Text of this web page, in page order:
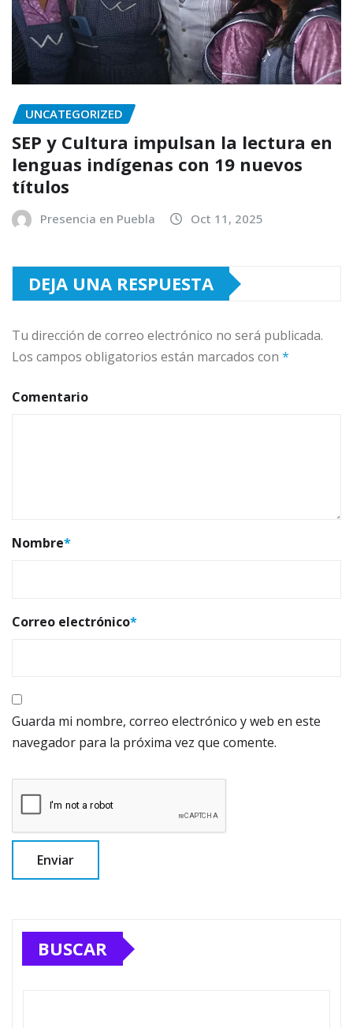
UNCATEGORIZED
SEP y Cultura impulsan la lectura en
lenguas indígenas con 19 nuevos
títulos
Presencia en Puebla Oct 11, 2025
DEJA UNA RESPUESTA
Tu dirección de correo electrónico no será publicada.
Los campos obligatorios están marcados con *
Comentario
Nombre*
Correo electrónico*
Guarda mi nombre, correo electrónico y web en este
navegador para la próxima vez que comente.
BUSCAR